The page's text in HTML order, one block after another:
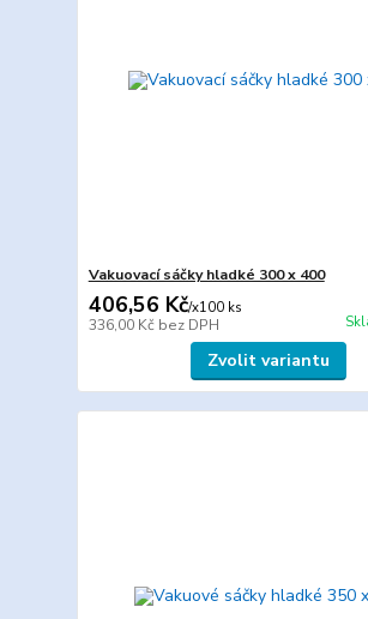
Vakuovací sáčky hladké 300 x 400
406,56 Kč/x100 ks
336,00 Kč bez DPH
Zvolit variantu